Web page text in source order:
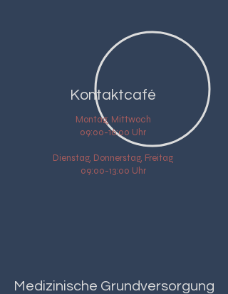
Kontaktcafé
Montag, Mittwoch
09:00-16:00 Uhr
Dienstag, Donnerstag, Freitag
09:00-13:00 Uhr
Medizinische Grundversorgung